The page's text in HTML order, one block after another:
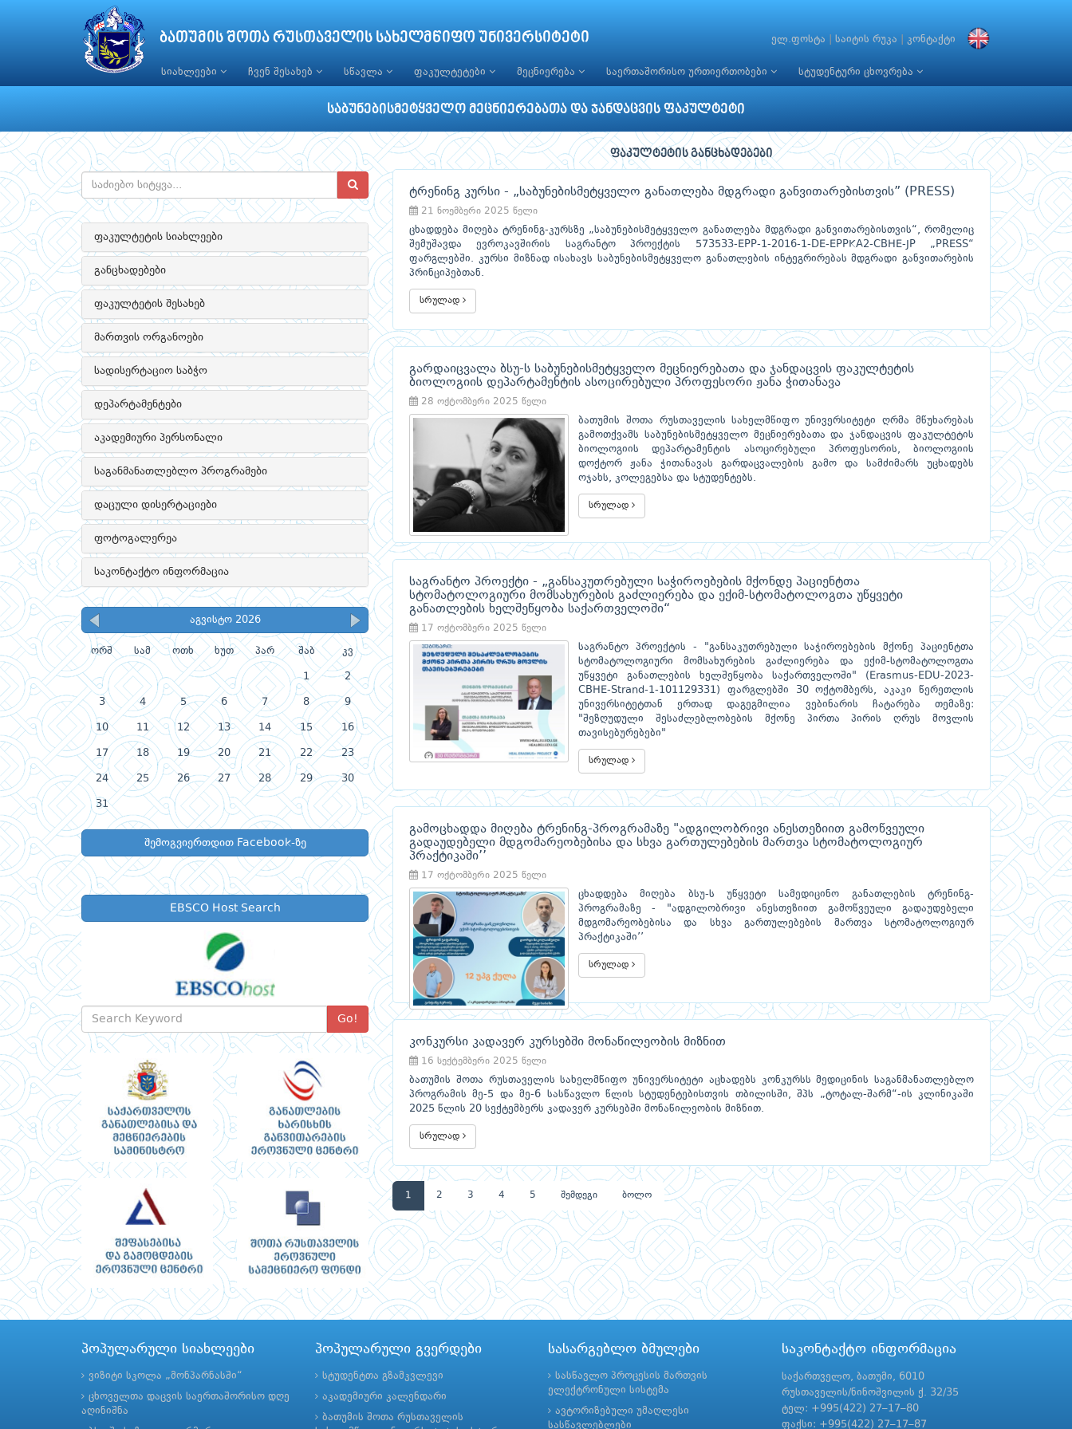
ბათუმის შოთა რუსთაველის სახელმწიფო უნივერსიტეტი ელ.ფოსტა საიტის რუკა კონტაქტი
სიახლეები ჩვენ შესახებ სწავლა ფაკულტეტები მეცნიერება საერთაშორისო ურთიერთობები სტუდენტური ცხოვრება
საბუნებისმეტყველო მეცნიერებათა და ჯანდაცვის ფაკულტეტი
ფაკულტეტის სიახლეები
განცხადებები
ფაკულტეტის შესახებ
მართვის ორგანოები
სადისერტაციო საბჭო
დეპარტამენტები
აკადემიური პერსონალი
საგანმანათლებლო პროგრამები
დაცული დისერტაციები
ფოტოგალერეა
საკონტაქტო ინფორმაცია
აგვისტო 2026
ორშ სამ ოთხ ხუთ პარ შაბ კვ
1 2
3 4 5 6 7 8 9
10 11 12 13 14 15 16
17 18 19 20 21 22 23
24 25 26 27 28 29 30
31
შემოგვიერთდით Facebook-ზე
EBSCO Host Search
Go!
ფაკულტეტის განცხადებები
ტრენინგ კურსი - „საბუნებისმეტყველო განათლება მდგრადი განვითარებისთვის” (PRESS)
21 ნოემბერი 2025 წელი
ცხადდება მიღება ტრენინგ-კურსზე „საბუნებისმეტყველო განათლება მდგრადი განვითარებისთვის“, რომელიც
შემუშავდა ევროკავშირის საგრანტო პროექტის 573533-EPP-1-2016-1-DE-EPPKA2-CBHE-JP „PRESS“
ფარგლებში. კურსი მიზნად ისახავს საბუნებისმეტყველო განათლების ინტეგრირებას მდგრადი განვითარების
პრინციპებთან.
სრულად
გარდაიცვალა ბსუ-ს საბუნებისმეტყველო მეცნიერებათა და ჯანდაცვის ფაკულტეტის
ბიოლოგიის დეპარტამენტის ასოცირებული პროფესორი ჟანა ჭითანავა
28 ოქტომბერი 2025 წელი
ბათუმის შოთა რუსთაველის სახელმწიფო უნივერსიტეტი ღრმა მწუხარებას
გამოთქვამს საბუნებისმეტყველო მეცნიერებათა და ჯანდაცვის ფაკულტეტის
ბიოლოგიის დეპარტამენტის ასოცირებული პროფესორის, ბიოლოგიის
დოქტორ ჟანა ჭითანავას გარდაცვალების გამო და სამძიმარს უცხადებს
ოჯახს, კოლეგებსა და სტუდენტებს.
სრულად
საგრანტო პროექტი - „განსაკუთრებული საჭიროებების მქონდე პაციენტთა
სტომატოლოგიური მომსახურების გაძლიერება და ექიმ-სტომატოლოგთა უწყვეტი
განათლების ხელშეწყობა საქართველოში“
17 ოქტომბერი 2025 წელი
საგრანტო პროექტის - "განსაკუთრებული საჭიროებების მქონე პაციენტთა
სტომატოლოგიური მომსახურების გაძლიერება და ექიმ-სტომატოლოგთა
უწყვეტი განათლების ხელშეწყობა საქართველოში" (Erasmus-EDU-2023-
CBHE-Strand-1-101129331) ფარგლებში 30 ოქტომბერს, აკაკი წერეთლის
უნივერსიტეტთან ერთად დაგეგმილია ვებინარის ჩატარება თემაზე:
"შეზღუდული შესაძლებლობების მქონე პირთა პირის ღრუს მოვლის
თავისებურებები"
სრულად
გამოცხადდა მიღება ტრენინგ-პროგრამაზე "ადგილობრივი ანესთეზიით გამოწვეული
გადაუდებელი მდგომარეობებისა და სხვა გართულებების მართვა სტომატოლოგიურ
პრაქტიკაში’’
17 ოქტომბერი 2025 წელი
ცხადდება მიღება ბსუ-ს უწყვეტი სამედიცინო განათლების ტრენინგ-
პროგრამაზე - "ადგილობრივი ანესთეზიით გამოწვეული გადაუდებელი
მდგომარეობებისა და სხვა გართულებების მართვა სტომატოლოგიურ
პრაქტიკაში’’
სრულად
კონკურსი კადავერ კურსებში მონაწილეობის მიზნით
16 სექტემბერი 2025 წელი
ბათუმის შოთა რუსთაველის სახელმწიფო უნივერსიტეტი აცხადებს კონკურსს მედიცინის საგანმანათლებლო
პროგრამის მე-5 და მე-6 სასწავლო წლის სტუდენტებისთვის თბილისში, შპს „ტოტალ-შარმ“-ის კლინიკაში
2025 წლის 20 სექტემბერს კადავერ კურსებში მონაწილეობის მიზნით.
სრულად
1 2 3 4 5 შემდეგი ბოლო
პოპულარული სიახლეები
ვიზიტი სკოლა „მონპარნასში“
ცხოველთა დაცვის საერთაშორისო დღე
აღინიშნა
პოპულარული გვერდები
სტუდენტთა გზამკვლევი
აკადემიური კალენდარი
ბათუმის შოთა რუსთაველის
სასარგებლო ბმულები
სასწავლო პროცესის მართვის
ელექტრონული სისტემა
ავტორიზებული უმაღლესი
სასწავლებლები
საკონტაქტო ინფორმაცია
საქართველო, ბათუმი, 6010
რუსთაველის/ნინოშვილის ქ. 32/35
ტელ: +995(422) 27–17–80
ფაქსი: +995(422) 27–17–87